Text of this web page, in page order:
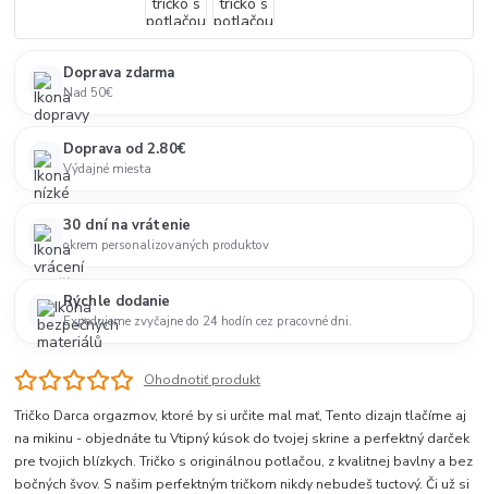
Doprava zdarma
Nad 50€
Doprava od 2.80€
Výdajné miesta
30 dní na vrátenie
okrem personalizovaných produktov
Rýchle dodanie
Expedujeme zvyčajne do 24 hodín cez pracovné dni.
Ohodnotiť produkt
Tričko Darca orgazmov, ktoré by si určite mal mať, Tento dizajn tlačíme aj
na mikinu - objednáte tu Vtipný kúsok do tvojej skrine a perfektný darček
pre tvojich blízkych. Tričko s originálnou potlačou, z kvalitnej bavlny a bez
bočných švov. S našim perfektným tričkom nikdy nebudeš tuctový. Či už si